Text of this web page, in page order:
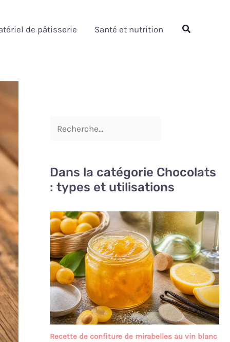
de pâtisserie Santé et nutrition Rechercher
Dans la catégorie Chocolats
: types et utilisations
Recette de confiture de mirabelles au vin blanc